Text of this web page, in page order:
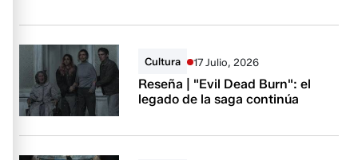
Cultura 17 Julio, 2026
Reseña | "Evil Dead Burn": el
legado de la saga continúa